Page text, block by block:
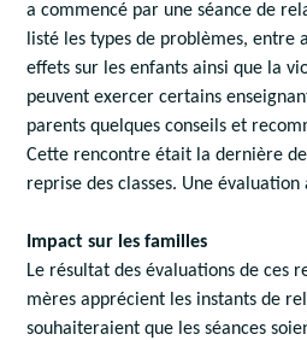
a commencé par une séance de
listé les types de problèmes, entre
effets sur les enfants ainsi que la
peuvent exercer certains
parents quelques conseils et
Cette rencontre était la dernière
reprise des classes. Une évaluation
Impact sur les familles
Le résultat des évaluations de ces
mères apprécient les instants de
souhaiteraient que les séances